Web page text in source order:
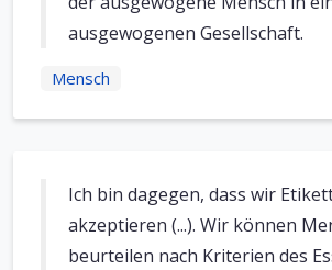
ausgewogenen Gesellschaft.
Mensch
Ich bin dagegen, dass wir
akzeptieren (...). Wir können
beurteilen nach Kriterien des